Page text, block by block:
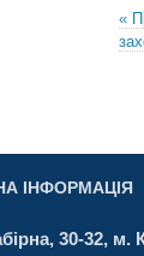
«
ІНФОРМАЦІЯ
30-32, м.